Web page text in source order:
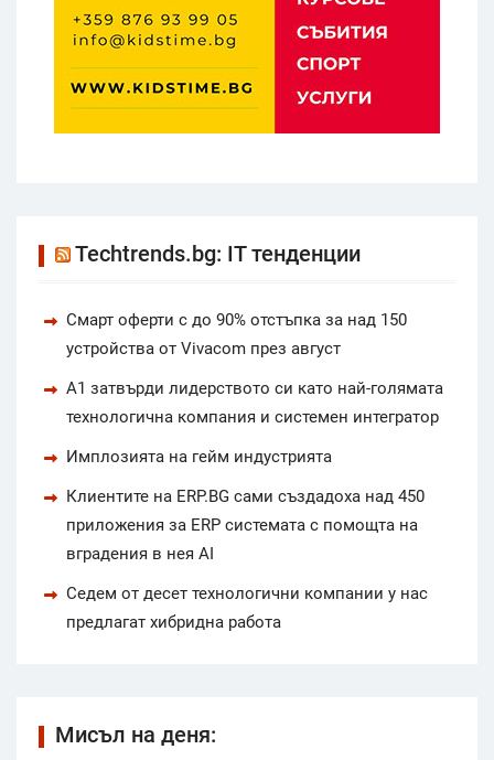
Techtrends.bg: IT тенденции
Смарт оферти с до 90% отстъпка за над 150
устройства от Vivacom през август
А1 затвърди лидерството си като най-голямата
технологична компания и системен интегратор
Имплозията на гейм индустрията
Клиентите на ERP.BG сами създадоха над 450
приложения за ERP системата с помощта на
вградения в нея AI
Седем от десет технологични компании у нас
предлагат хибридна работа
Мисъл на деня: